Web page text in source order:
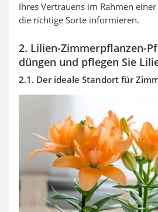
Ihres Vertrauens im Rahmen
die richtige Sorte informieren.
2. Lilien-Zimmerpflanzen-
düngen und pflegen Sie
2.1. Der ideale Standort für